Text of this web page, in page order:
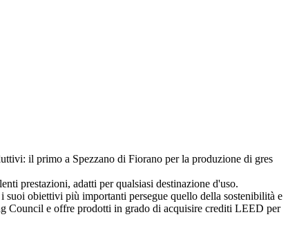
il primo a Spezzano di Fiorano per la produzione di gres
prestazioni, adatti per qualsiasi destinazione d'uso.
suoi obiettivi più importanti persegue quello della sostenibilità e
Council e offre prodotti in grado di acquisire crediti LEED per